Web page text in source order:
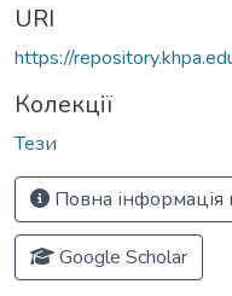
URI
https://
Колекції
Тези
Повна інформація
Google Scholar